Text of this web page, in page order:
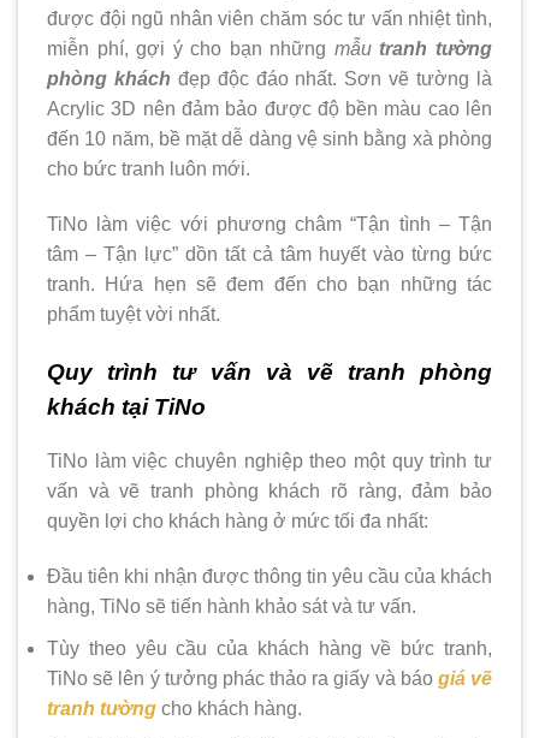
được đội ngũ nhân viên chăm sóc tư vấn nhiệt tình,
miễn phí, gợi ý cho bạn những mẫu tranh tường
phòng khách đẹp độc đáo nhất. Sơn vẽ tường là
Acrylic 3D nên đảm bảo được độ bền màu cao lên
đến 10 năm, bề mặt dễ dàng vệ sinh bằng xà phòng
cho bức tranh luôn mới.
TiNo làm việc với phương châm “Tận tình – Tận
tâm – Tận lực” dồn tất cả tâm huyết vào từng bức
tranh. Hứa hẹn sẽ đem đến cho bạn những tác
phẩm tuyệt vời nhất.
Quy trình tư vấn và vẽ tranh phòng
khách tại TiNo
TiNo làm việc chuyên nghiệp theo một quy trình tư
vấn và vẽ tranh phòng khách rõ ràng, đảm bảo
quyền lợi cho khách hàng ở mức tối đa nhất:
Đầu tiên khi nhận được thông tin yêu cầu của khách
hàng, TiNo sẽ tiến hành khảo sát và tư vấn.
Tùy theo yêu cầu của khách hàng về bức tranh,
TiNo sẽ lên ý tưởng phác thảo ra giấy và báo giá vẽ
tranh tường cho khách hàng.